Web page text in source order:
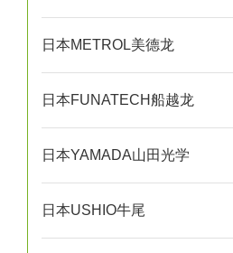
日本METROL美德龙
日本FUNATECH船越龙
日本YAMADA山田光学
日本USHIO牛尾